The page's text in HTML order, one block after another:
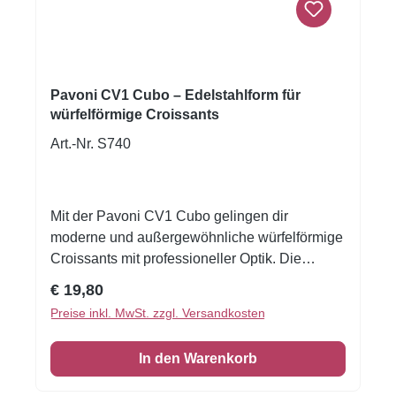
Pavoni CV1 Cubo – Edelstahlform für
würfelförmige Croissants
Art.-Nr. S740
Mit der Pavoni CV1 Cubo gelingen dir
moderne und außergewöhnliche würfelförmige
Croissants mit professioneller Optik. Die
Viennoiserie, moderne Frühstücksgebäcke
und trendstarke Backideen mit markanter,
geometrischer Form. Die Croissantform in
Würfelform eignet sich hervorragend für alle,
Regulärer Preis:
€ 19,80
Preise inkl. MwSt. zzgl. Versandkosten
In den Warenkorb